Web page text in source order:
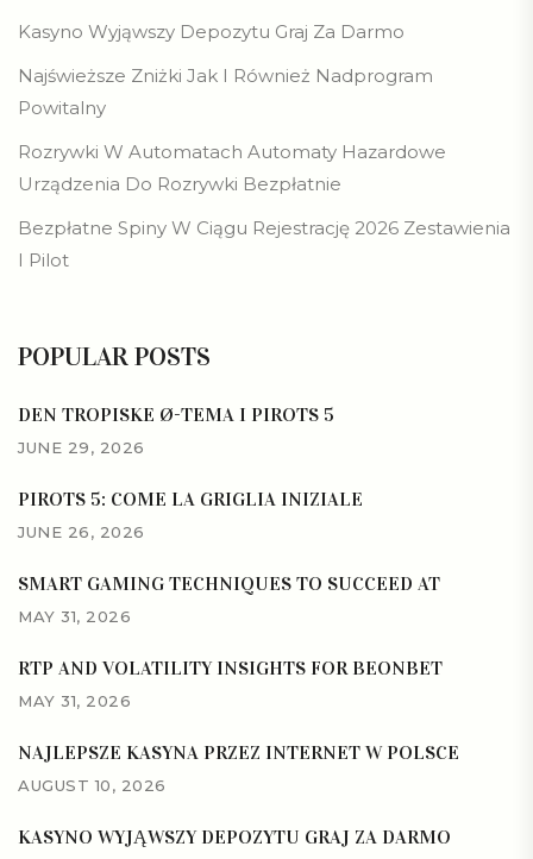
Kasyno Wyjąwszy Depozytu Graj Za Darmo
Najświeższe Zniżki Jak I Również Nadprogram
Powitalny
Rozrywki W Automatach Automaty Hazardowe
Urządzenia Do Rozrywki Bezpłatnie
Bezpłatne Spiny W Ciągu Rejestrację 2026 Zestawienia
I Pilot
POPULAR POSTS
DEN TROPISKE Ø-TEMA I PIROTS 5
JUNE 29, 2026
PIROTS 5: COME LA GRIGLIA INIZIALE
JUNE 26, 2026
SMART GAMING TECHNIQUES TO SUCCEED AT
MAY 31, 2026
RTP AND VOLATILITY INSIGHTS FOR BEONBET
MAY 31, 2026
NAJLEPSZE KASYNA PRZEZ INTERNET W POLSCE
AUGUST 10, 2026
KASYNO WYJĄWSZY DEPOZYTU GRAJ ZA DARMO